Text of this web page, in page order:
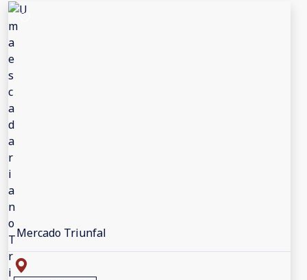
Mercado Triunfal